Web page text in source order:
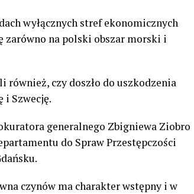
wyłącznych stref ekonomicznych
zarówno na polski obszar morski i
czy doszło do uszkodzenia
i Szwecję.
generalnego Zbigniewa Ziobro
do Spraw Przestępczości
czynów ma charakter wstępny i w